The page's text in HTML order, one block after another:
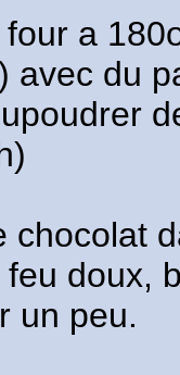
a
avec du
chocolat
doux,
un peu.